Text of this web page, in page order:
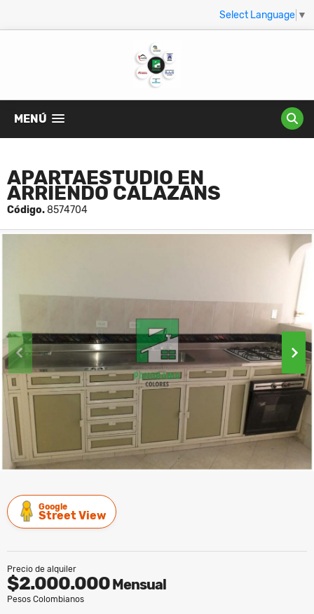
Select Language ▼
MENÚ
APARTAESTUDIO EN
ARRIENDO CALAZANS
Código.8574704
Google
Street View
Precio de alquiler
$2.000.000Mensual
Pesos Colombianos